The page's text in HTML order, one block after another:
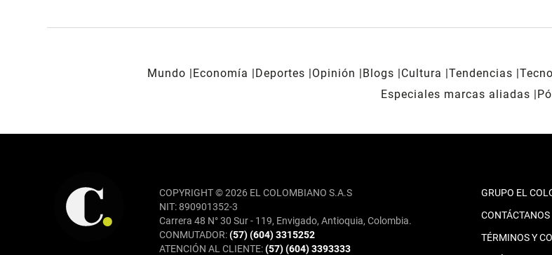
Mundo Economía Deportes Opinión Blogs Cultura Tendencias
Especiales marcas aliadas
COPYRIGHT © 2026 EL COLOMBIANO S.A.S
NIT: 890901352-3
Carrera 48 N° 30 Sur - 119, Envigado, Antioquia, Colombia.
CONMUTADOR:(57) (604) 3315252
ATENCIÓN AL CLIENTE:(57) (604) 3393333
GRUPO EL
CONTÁCTANOS
TÉRMINOS Y